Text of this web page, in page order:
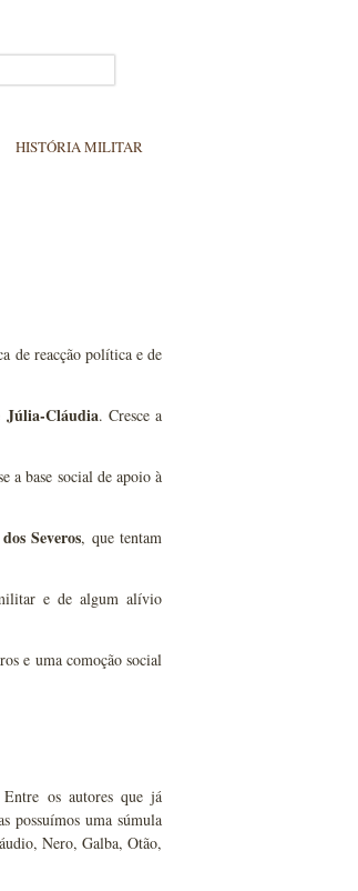
HISTÓRIA MILITAR
de reacção política e de
Júlia-Cláudia. Cresce a
a base social de apoio à
Severos, que tentam
e de algum alívio
e uma comoção social
os autores que já
uma súmula
Nero, Galba, Otão,